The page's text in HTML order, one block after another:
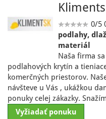
0/5
podlahy,
materiál
Naša firma
podlahových krytín a
komerčných priestorov.
návšteve u Vás , ukážkou
ponuky celej zákazky.
Vyžiadať ponuku